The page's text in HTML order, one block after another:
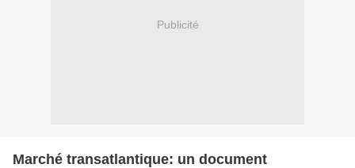
Publicité
Marché transatlantique: un document